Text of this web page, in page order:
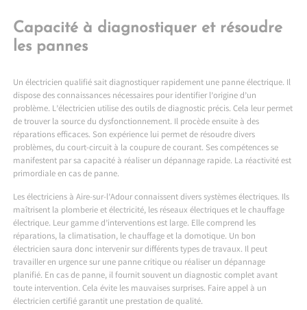
Capacité à diagnostiquer et résoudre
les pannes
Un électricien qualifié sait diagnostiquer rapidement une panne électrique. Il
dispose des connaissances nécessaires pour identifier l’origine d’un
problème. L’électricien utilise des outils de diagnostic précis. Cela leur permet
de trouver la source du dysfonctionnement. Il procède ensuite à des
réparations efficaces. Son expérience lui permet de résoudre divers
problèmes, du court-circuit à la coupure de courant. Ses compétences se
manifestent par sa capacité à réaliser un dépannage rapide. La réactivité est
primordiale en cas de panne.
Les électriciens à Aire-sur-l’Adour connaissent divers systèmes électriques. Ils
maîtrisent la plomberie et électricité, les réseaux électriques et le chauffage
électrique. Leur gamme d’interventions est large. Elle comprend les
réparations, la climatisation, le chauffage et la domotique. Un bon
électricien saura donc intervenir sur différents types de travaux. Il peut
travailler en urgence sur une panne critique ou réaliser un dépannage
planifié. En cas de panne, il fournit souvent un diagnostic complet avant
toute intervention. Cela évite les mauvaises surprises. Faire appel à un
électricien certifié garantit une prestation de qualité.